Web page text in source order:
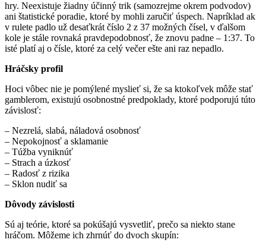
hry. Neexistuje žiadny účinný trik (samo­zrejme okrem podvodov)
ani štatistické poradie, ktoré by mohli zaručiť úspech. Napríklad ak
v rulete padlo už desaťkrát číslo 2 z 37 možných čísel, v ďalšom
kole je stále rovnaká pravdepodobnosť, že zno­vu padne – 1:37. To
isté platí aj o čísle, ktoré za celý večer ešte ani raz nepadlo.
Hráčsky profil
Hoci vôbec nie je pomýlené myslieť si, že sa ktokoľvek môže stať
gamblerom, existu­jú osobnostné predpoklady, ktoré pod­porujú túto
závislosť:
– Nezrelá, slabá, náladová osobnosť
– Nepokojnosť a sklamanie
– Túžba vyniknúť
– Strach a úzkosť
– Radosť z rizika
– Sklon nudiť sa
Dôvody závislosti
Sú aj teórie, ktoré sa pokúšajú vysvetliť, prečo sa niekto stane
hráčom. Môžeme ich zhrnúť do dvoch skupín: